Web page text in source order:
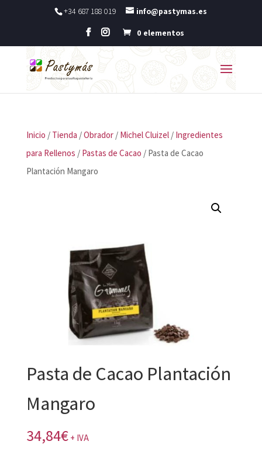
+34 687 188 019 info@pastymas.es
0 elementos
Inicio / Tienda /Obrador/ Michel Cluizel/ Ingredientes
para Rellenos / Pastas de Cacao / Pasta de Cacao
Plantación Mangaro
Pasta de Cacao Plantación
Mangaro
34,84€ + IVA